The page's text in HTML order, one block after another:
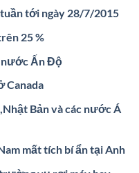
tới ngày 28/7/2015
25 %
nước Ấn Độ
Canada
Bản và các nước Á
mất tích bí ẩn tại Anh